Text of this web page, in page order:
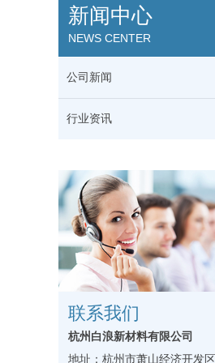
新闻中心
NEWS CENTER
公司新闻
行业资讯
联系我们
杭州白浪新材料有限公司
地址：杭州市萧山经济开发区